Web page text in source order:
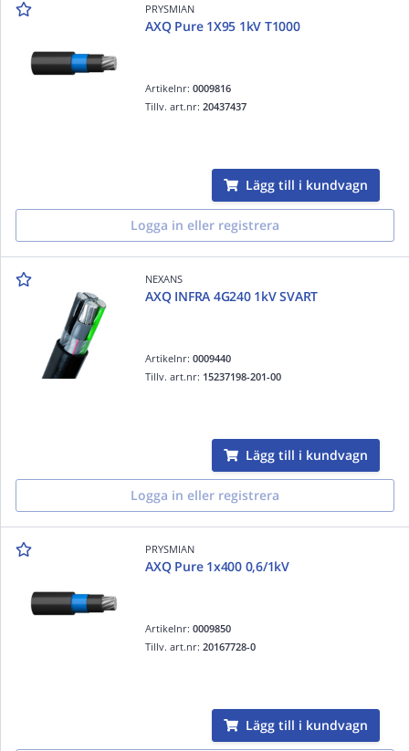
PRYSMIAN
AXQ Pure 1X95 1kV T1000
Artikelnr:0009816
Tillv. art.nr:20437437
Lägg till i kundvagn
Logga in eller registrera
NEXANS
AXQ INFRA 4G240 1kV SVART
Artikelnr:0009440
Tillv. art.nr: 15237198-201-00
Lägg till i kundvagn
Logga in eller registrera
PRYSMIAN
AXQ Pure 1x400 0,6/1kV
Artikelnr:0009850
Tillv. art.nr:20167728-0
Lägg till i kundvagn